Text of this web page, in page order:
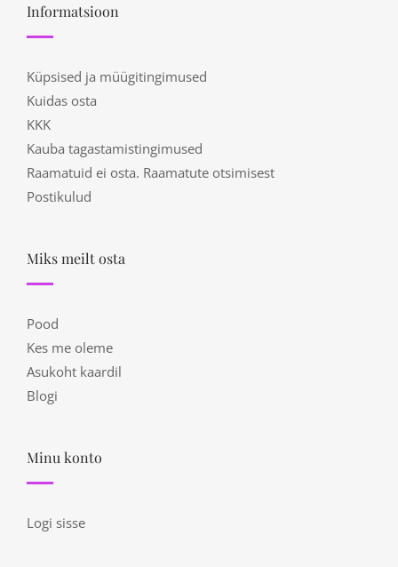
Informatsioon
Küpsised ja müügitingimused
Kuidas osta
KKK
Kauba tagastamistingimused
Raamatuid ei osta. Raamatute otsimisest
Postikulud
Miks meilt osta
Pood
Kes me oleme
Asukoht kaardil
Blogi
Minu konto
Logi sisse